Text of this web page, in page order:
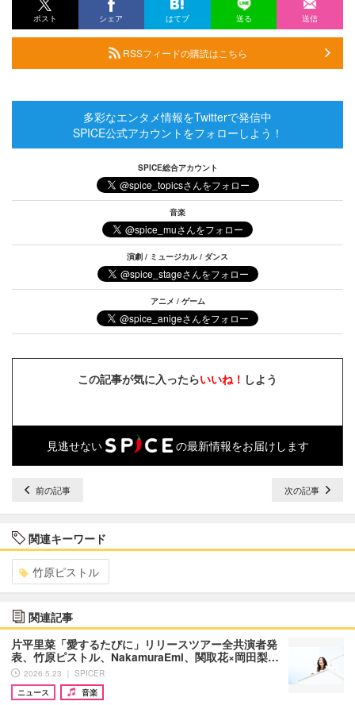
ポスト シェア はてブ 送る 送信
RSSフィードの購読はこちら
多彩なエンタメ情報をTwitterで発信中
SPICE公式アカウントをフォローしよう！
SPICE総合アカウント
音楽
演劇 / ミュージカル / ダンス
アニメ / ゲーム
この記事が気に入ったらいいね！ しよう
見逃せない の最新情報をお届けします
前の記事 次の記事
関連キーワード
竹原ピストル
関連記事
片平里菜「愛するたびに」リリースツアー全共演者発
表、竹原ピストル、NakamuraEmi、関取花×岡田梨…
2026.5.23 ｜ SPICER
ニュース
音楽